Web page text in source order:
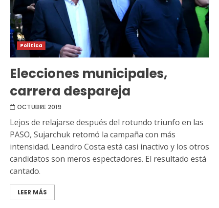
Política
Elecciones municipales,
carrera despareja
OCTUBRE 2019
Lejos de relajarse después del rotundo triunfo en las
PASO, Sujarchuk retomó la campaña con más
intensidad. Leandro Costa está casi inactivo y los otros
candidatos son meros espectadores. El resultado está
cantado.
LEER MÁS